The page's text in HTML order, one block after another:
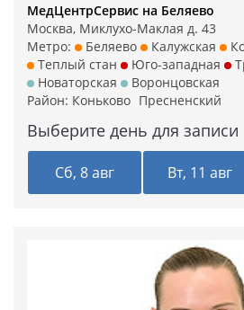
МедЦентрСервис на Беляево
Москва, Миклухо-Маклая д. 43
Метро:
Беляево Калужская
Теплый стан
Юго-западная
Новаторская
Воронцовская
Район: Коньково Пресненский
Выберите день для записи
Сб, 8 авг Вт, 11 авг